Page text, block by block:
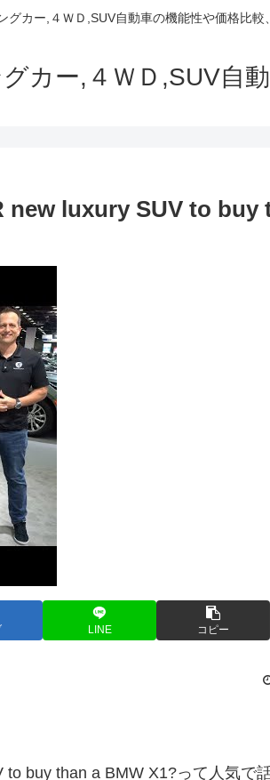
グカー,４ＷＤ,SUV自動車の機能性や価格比較
カー,４ＷＤ,SUV自
new luxury SUV to buy
LINE コピー
buy than a BMW X1?って人気で